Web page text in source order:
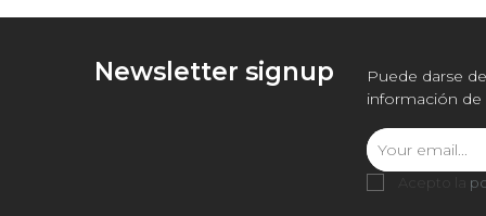
Newsletter signup
Puede darse
información de
Acepto la